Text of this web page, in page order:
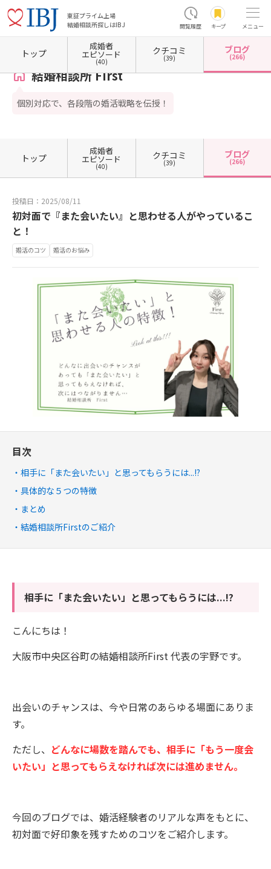
東証プライム上場
結婚相談所探しはIBJ
閲覧履歴 キープ メニュー
ホーム 大阪府の結婚相談所 大阪府大阪市 大阪府大阪市中央区 結婚相談所 First
結婚相談所 First
個別対応で、各段階の婚活戦略を伝授！
トップ
成婚者
エピソード
(40)
クチコミ
(39)
ブログ
(266)
トップ
成婚者
エピソード
(40)
クチコミ
(39)
ブログ
(266)
投稿日：2025/08/11
初対面で『また会いたい』と思わせる人がやっているこ
と！
婚活のコツ 婚活のお悩み
目次
相手に「また会いたい」と思ってもらうには...!?
具体的な５つの特徴
まとめ
結婚相談所Firstのご紹介
相手に「また会いたい」と思ってもらうには...!?
こんにちは！
大阪市中央区谷町の結婚相談所First 代表の宇野です。
出会いのチャンスは、今や日常のあらゆる場面にありま
す。
ただし、 どんなに場数を踏んでも、相手に「もう一度会
いたい」と思ってもらえなければ次には進めません。
今回のブログでは、婚活経験者のリアルな声をもとに、
初対面で好印象を残すためのコツをご紹介します。